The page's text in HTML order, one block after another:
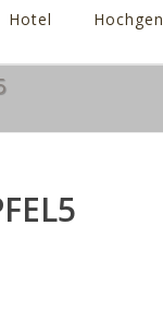
Hotel